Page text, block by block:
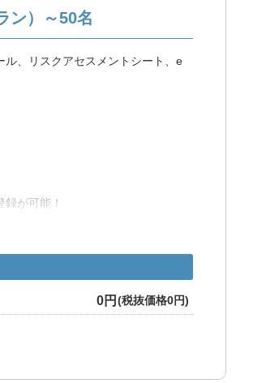
ンクからトライアルをお申込みく
ン）～50名
ル、リスクアセスメントシート、e
が可能！
0円 (税抜価格0円)